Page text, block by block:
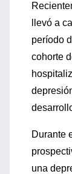
llevó a
período
cohorte
Durante
una